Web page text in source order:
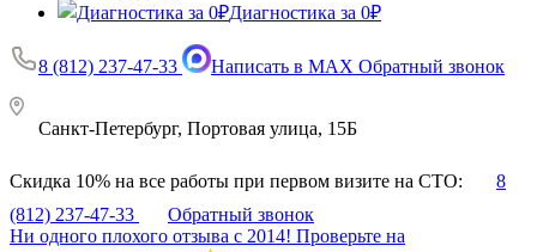
Диагностика за 0₽
8 (812) 237-47-33 Написать в MAX Обратный звонок
Санкт-Петербург, Портовая улица, 15Б
Скидка 10% на все работы при первом визите на СТО:
8
(812) 237-47-33
Обратный звонок
Ни одного плохого отзыва с 2014! Проверьте на